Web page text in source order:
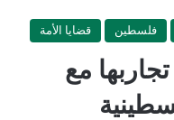
فلسطين قضايا الأمة
مع